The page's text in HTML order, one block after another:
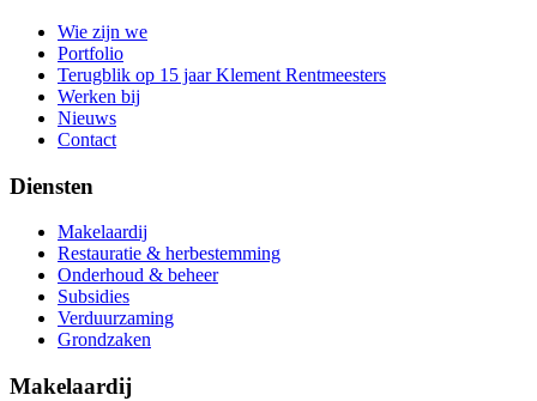
Wie zijn we
Portfolio
Terugblik op 15 jaar Klement Rentmeesters
Werken bij
Nieuws
Contact
Diensten
Makelaardij
Restauratie & herbestemming
Onderhoud & beheer
Subsidies
Verduurzaming
Grondzaken
Makelaardij